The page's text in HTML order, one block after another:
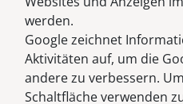
werden.
Google zeichnet
Aktivitäten auf, um die
andere zu verbessern.
Schaltfläche verwenden